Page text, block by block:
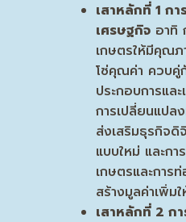
เสาหลักที่1 ก
เศรษฐกิจ อาทิ
เกษตรให้มีคุณ
โซ่คุณค่า ควบ
ประกอบการแล
การเปลี่ยนแปล
ส่งเสริมธุรกิจ
แบบใหม่ และกา
เกษตรและการ
สร้างมูลค่าเพิ่ม
เสาหลักที่ 2 ก